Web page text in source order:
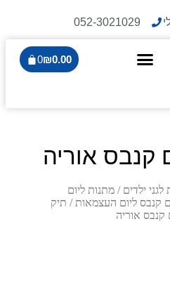
052-3021029
₪0.00
0
קנבס אוריה
ילדים / מתנות ליום
קנבס ליום העצמאות / תיק
קנבס אוריה